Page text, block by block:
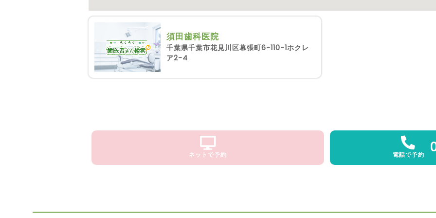
須田歯科医院
千葉県千葉市花見川区幕張町6-110-1ホクレ
ア2-4
ネットで予約 電話で予約